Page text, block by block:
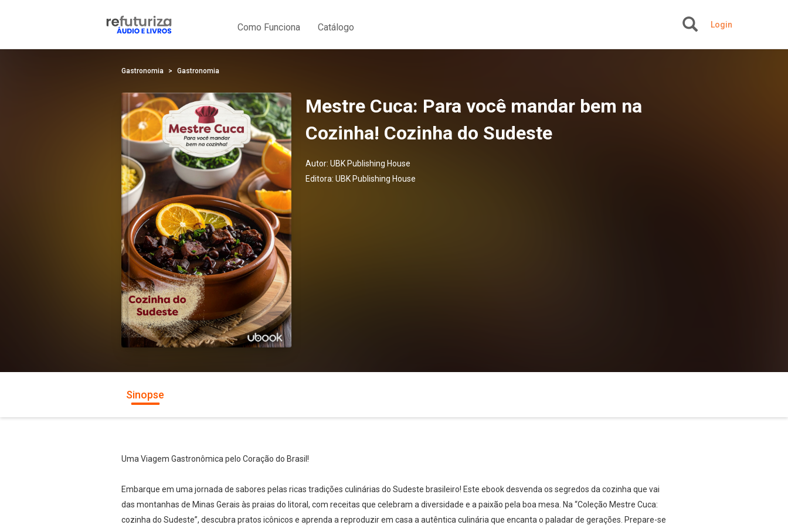
Como Funciona Catálogo Login
Gastronomia Gastronomia
Mestre Cuca: Para você mandar bem na
Cozinha! Cozinha do Sudeste
Autor: UBK Publishing House
Editora: UBK Publishing House
Sinopse
Uma Viagem Gastronômica pelo Coração do Brasil!
Embarque em uma jornada de sabores pelas ricas tradições culinárias do Sudeste brasileiro! Este ebook desvenda os segredos da cozinha que vai
das montanhas de Minas Gerais às praias do litoral, com receitas que celebram a diversidade e a paixão pela boa mesa. Na “Coleção Mestre Cuca:
cozinha do Sudeste”, descubra pratos icônicos e aprenda a reproduzir em casa a autêntica culinária que encanta o paladar de gerações. Prepare-se